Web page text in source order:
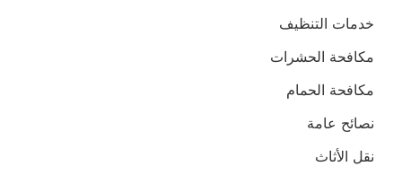
خدمات التنظيف
مكافحة الحشرات
مكافحة الحمام
نصائح عامة
نقل الأثاث